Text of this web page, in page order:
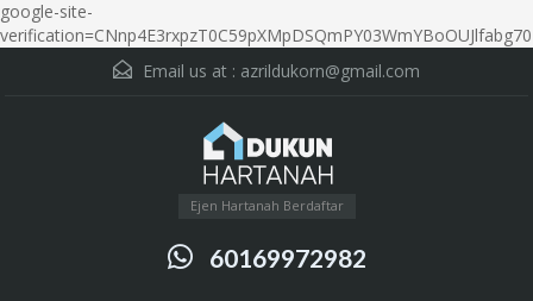
google-site-
verification=CNnp4E3rxpzT0C59pXMpDSQmPY03WmYBoOUJlfabg70
Email us at : azrildukorn@gmail.com
Ejen Hartanah Berdaftar
60169972982